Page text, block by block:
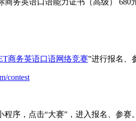
商务英语口语网络竞赛”进行报名、
contest
序，点击“大赛”，进入报名、参